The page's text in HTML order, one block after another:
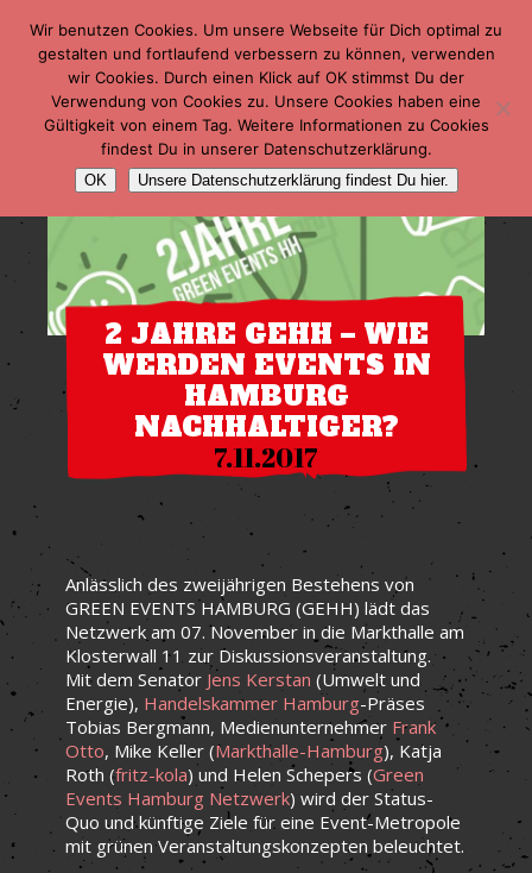
2 JAHRE GEHH – WIE
WERDEN EVENTS IN
HAMBURG
NACHHALTIGER?
7.11.2017
Anlässlich des zweijährigen Bestehens von
GREEN EVENTS HAMBURG (GEHH) lädt das
Netzwerk am 07. November in die Markthalle am
Klosterwall 11 zur Diskussionsveranstaltung.
Mit dem Senator Jens Kerstan (Umwelt und
Energie), Handelskammer Hamburg-Präses
Tobias Bergmann, Medienunternehmer Frank
Otto, Mike Keller (Markthalle-Hamburg), Katja
Roth (fritz-kola) und Helen Schepers (Green
Events Hamburg Netzwerk) wird der Status-
Quo und künftige Ziele für eine Event-Metropole
mit grünen Veranstaltungskonzepten beleuchtet.
Wir benutzen Cookies. Um unsere Webseite für Dich optimal zu
gestalten und fortlaufend verbessern zu können, verwenden
wir Cookies. Durch einen Klick auf OK stimmst Du der
Verwendung von Cookies zu. Unsere Cookies haben eine
Gültigkeit von einem Tag. Weitere Informationen zu Cookies
findest Du in unserer Datenschutzerklärung.
OK Unsere Datenschutzerklärung findest Du hier.